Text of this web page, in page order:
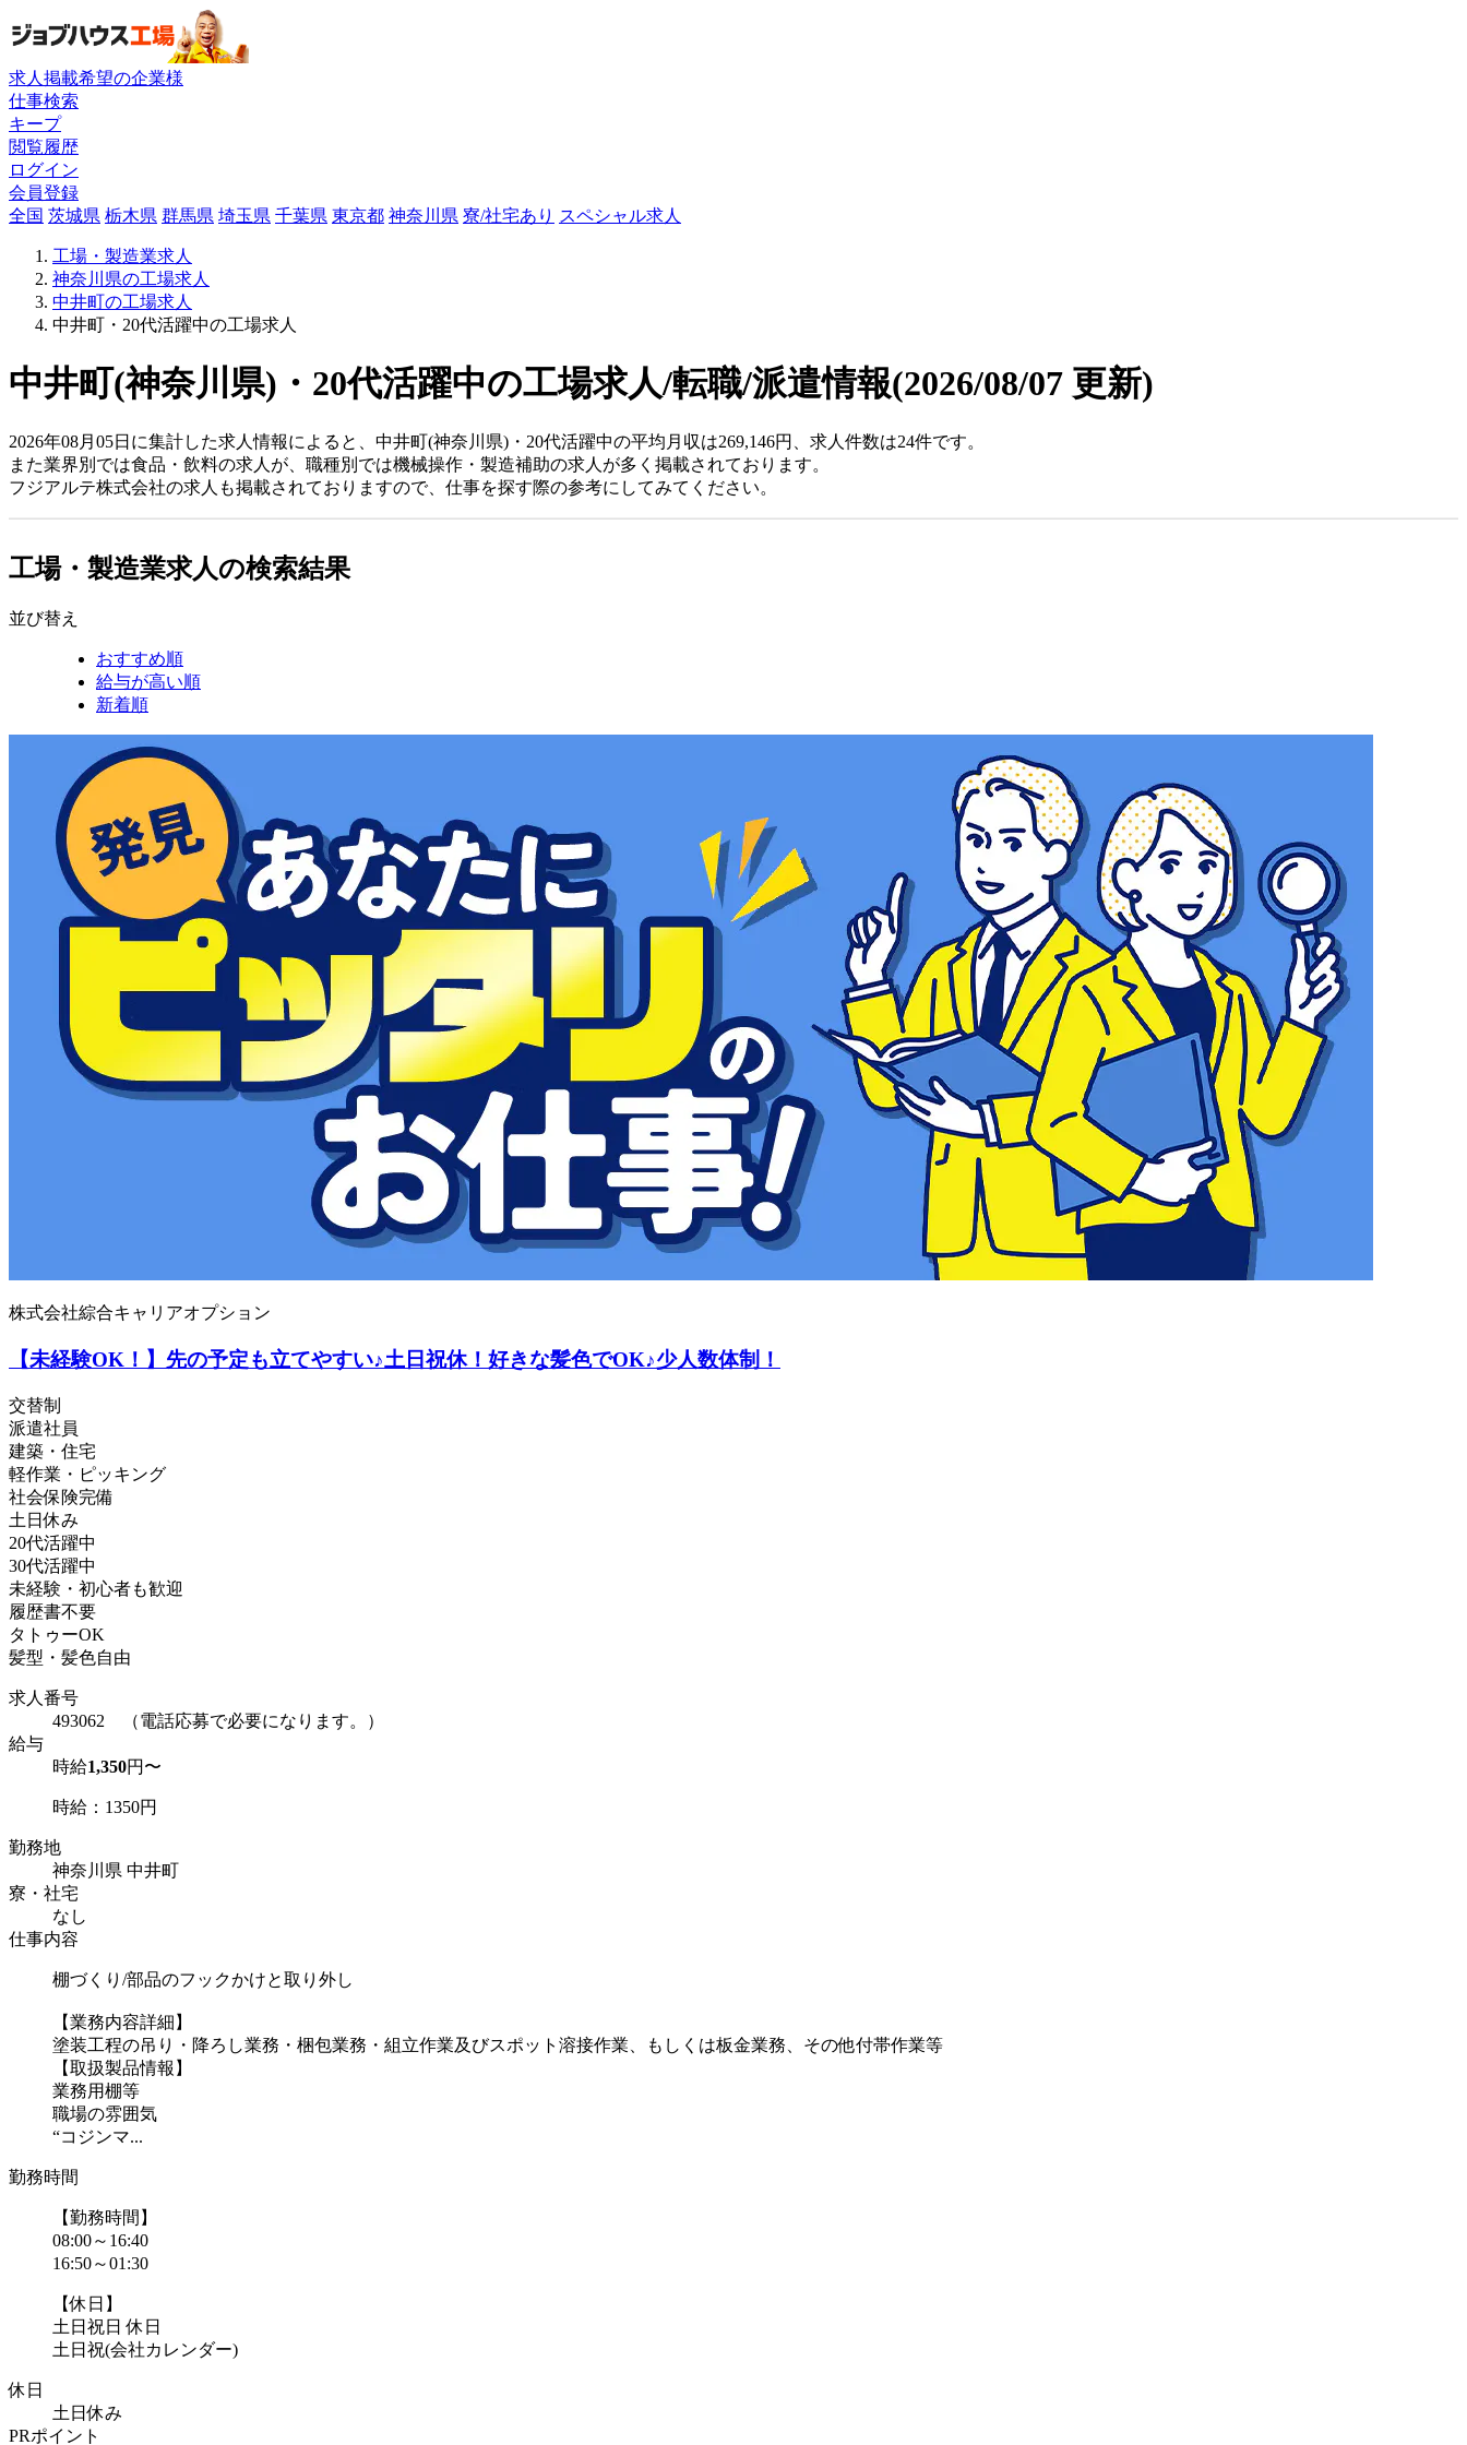
求人掲載希望の企業様
仕事検索
キープ
閲覧履歴
ログイン
会員登録
全国 茨城県 栃木県 群馬県 埼玉県 千葉県 東京都 神奈川県 寮/社宅あり スペシャル求人
工場・製造業求人
神奈川県の工場求人
中井町の工場求人
中井町・20代活躍中の工場求人
中井町(神奈川県)・20代活躍中の工場求人/転職/派遣情報(2026/08/07 更新)
2026年08月05日に集計した求人情報によると、中井町(神奈川県)・20代活躍中の平均月収は269,146円、求人件数は24件です。
また業界別では食品・飲料の求人が、職種別では機械操作・製造補助の求人が多く掲載されております。
フジアルテ株式会社の求人も掲載されておりますので、仕事を探す際の参考にしてみてください。
工場・製造業求人の検索結果
並び替え
おすすめ順
給与が高い順
新着順
株式会社綜合キャリアオプション
【未経験OK！】先の予定も立てやすい♪土日祝休！好きな髪色でOK♪少人数体制！
交替制
派遣社員
建築・住宅
軽作業・ピッキング
社会保険完備
土日休み
20代活躍中
30代活躍中
未経験・初心者も歓迎
履歴書不要
タトゥーOK
髪型・髪色自由
求人番号
493062 （電話応募で必要になります。）
給与
時給1,350円〜
時給：1350円
勤務地
神奈川県 中井町
寮・社宅
なし
仕事内容
棚づくり/部品のフックかけと取り外し
【業務内容詳細】
塗装工程の吊り・降ろし業務・梱包業務・組立作業及びスポット溶接作業、もしくは板金業務、その他付帯作業等
【取扱製品情報】
業務用棚等
職場の雰囲気
“コジンマ...
勤務時間
【勤務時間】
08:00～16:40
16:50～01:30
【休日】
土日祝日 休日
土日祝(会社カレンダー)
休日
土日休み
PRポイント